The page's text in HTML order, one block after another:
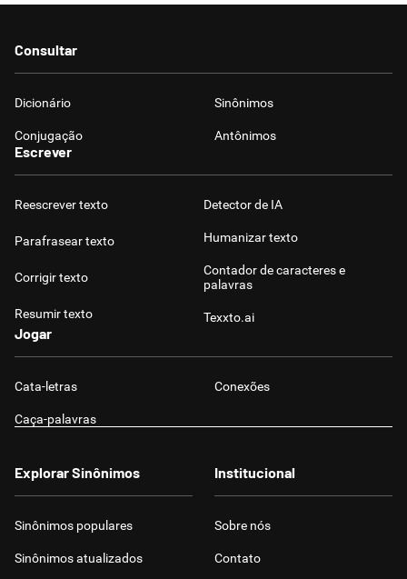
Consultar
Dicionário Sinônimos
Conjugação Antônimos
Escrever
Reescrever texto
Parafrasear texto
Corrigir texto
Resumir texto
Detector de IA
Humanizar texto
Contador de caracteres e
palavras
Texxto.ai
Jogar
Cata-letras Conexões
Caça-palavras
Explorar Sinônimos
Sinônimos populares
Sinônimos atualizados
Institucional
Sobre nós
Contato